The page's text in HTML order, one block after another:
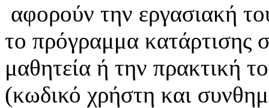
αφορούν την εργασιακή
το πρόγραμμα κατάρτισης
μαθητεία ή την πρακτική
(κωδικό χρήστη και